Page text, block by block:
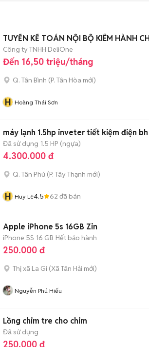
TUYỂN KẾ TOÁN NỘI BỘ KIÊM HÀNH
Công ty TNHH DeliOne
Đến 16,50 triệu/tháng
Q. Tân Bình (P. Tân Hòa mới)
H Hoàng Thái Sơn
máy lạnh 1.5hp inveter tiết kiệm điện bh
Đã sử dụng 1.5 HP (ngựa)
4.300.000 đ
Q. Tân Phú (P. Tây Thạnh mới)
H Huy Lê4.5 62 đã bán
Apple iPhone 5s 16GB Zin
iPhone 5S 16 GB Hết bảo hành
250.000 đ
Thị xã La Gi (Xã Tân Hải mới)
Nguyễn Phú Hiếu
Lồng chim tre cho chim
Đã sử dụng
250.000 đ